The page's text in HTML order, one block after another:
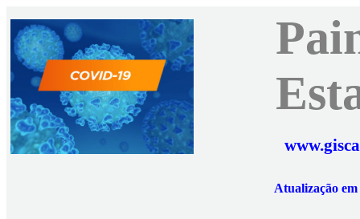
Atualização